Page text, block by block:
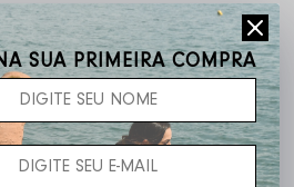
SUA PRIMEIRA COMPRA